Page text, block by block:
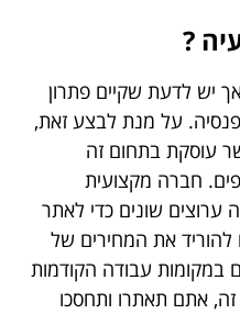
?
יש לדעת שקיים פתרון
על מנת לבצע זאת,
עוסקת בתחום זה
חברה מקצועית
ערוצים שונים כדי לאתר
את המחירים של
במקומות עבודה הקודמות
אתם תאתרו ותחסכו